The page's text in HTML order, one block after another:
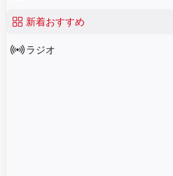
新着おすすめ
ラジオ